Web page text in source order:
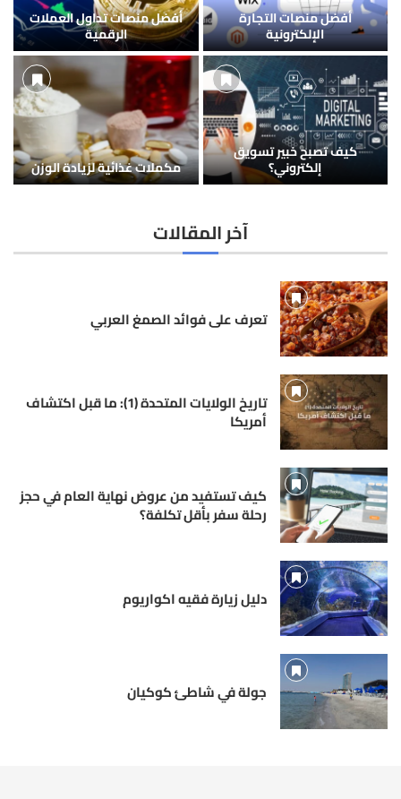
أفضل منصات التجارة
الإلكترونية
أفضل منصات تداول العملات
الرقمية
كيف تصبح خبير تسويق
إلكتروني؟ مكملات غذائية لزيادة الوزن
آخر المقالات
تعرف على فوائد الصمغ العربي
تاريخ الولايات المتحدة (1): ما قبل اكتشاف
أمريكا
كيف تستفيد من عروض نهاية العام في حجز
رحلة سفر بأقل تكلفة؟
دليل زيارة فقيه اكواريوم
جولة في شاطئ كوكيان